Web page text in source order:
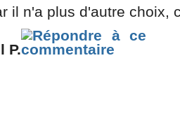
il n'a plus d'autre choix,
P.